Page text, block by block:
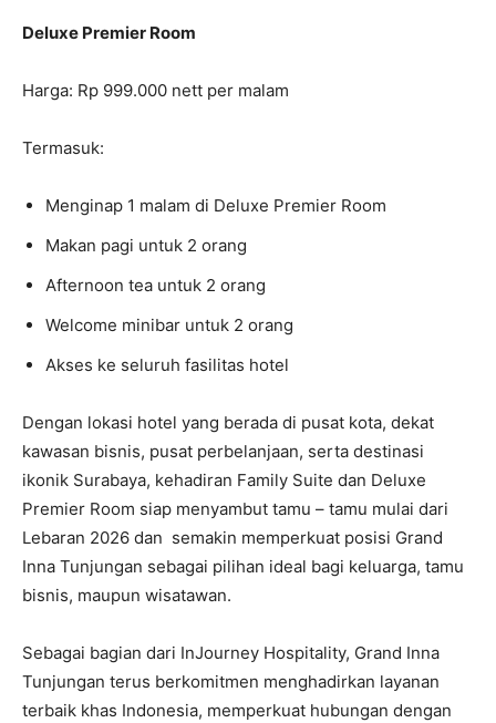
Deluxe Premier Room
Harga: Rp 999.000 nett per malam
Termasuk:
Menginap 1 malam di Deluxe Premier Room
Makan pagi untuk 2 orang
Afternoon tea untuk 2 orang
Welcome minibar untuk 2 orang
Akses ke seluruh fasilitas hotel
Dengan lokasi hotel yang berada di pusat kota, dekat
kawasan bisnis, pusat perbelanjaan, serta destinasi
ikonik Surabaya, kehadiran Family Suite dan Deluxe
Premier Room siap menyambut tamu – tamu mulai dari
Lebaran 2026 dan semakin memperkuat posisi Grand
Inna Tunjungan sebagai pilihan ideal bagi keluarga, tamu
bisnis, maupun wisatawan.
Sebagai bagian dari InJourney Hospitality, Grand Inna
Tunjungan terus berkomitmen menghadirkan layanan
terbaik khas Indonesia, memperkuat hubungan dengan